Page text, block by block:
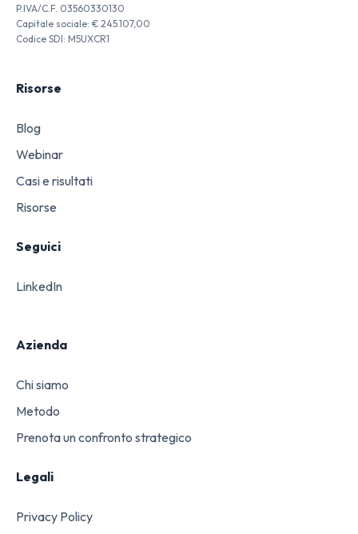
P.IVA/C.F. 03560330130
Capitale sociale: € 245.107,00
Codice SDI: M5UXCR1
Risorse
Blog
Webinar
Casi e risultati
Risorse
Seguici
LinkedIn
Azienda
Chi siamo
Metodo
Prenota un confronto strategico
Legali
Privacy Policy